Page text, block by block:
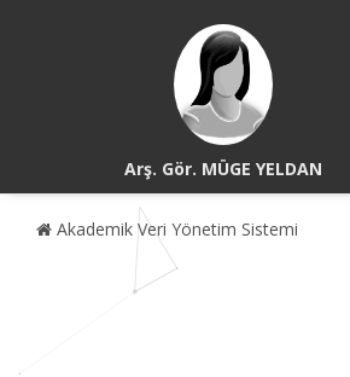
Arş. Gör. MÜGE YELDAN
Akademik Veri Yönetim Sistemi